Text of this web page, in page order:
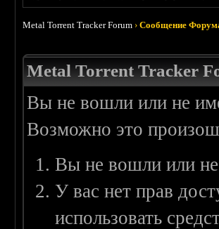
Metal Torrent Tracker Forum ›Сообщение
Metal Torrent Tracker
Вы не вошли или не
Возможно это
Вы не вошли или не
У вас нет прав
использовать